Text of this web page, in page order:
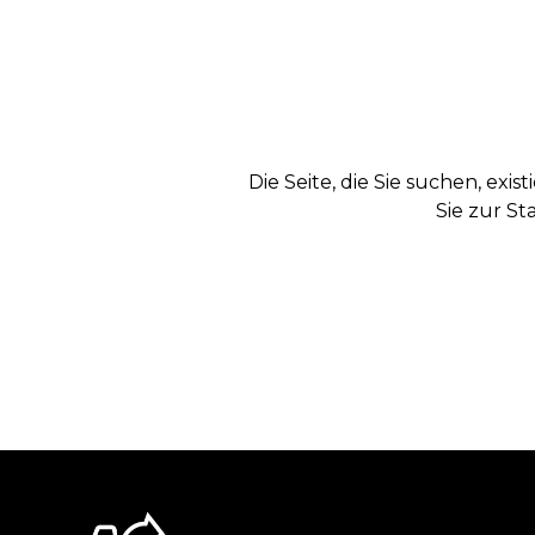
Die Seite, die Sie suchen,
Sie zur